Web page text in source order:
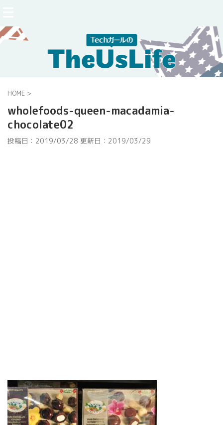
HOME >
wholefoods-queen-macadamia-
chocolate02
投稿日：2019/03/28 更新日： 2019/03/29